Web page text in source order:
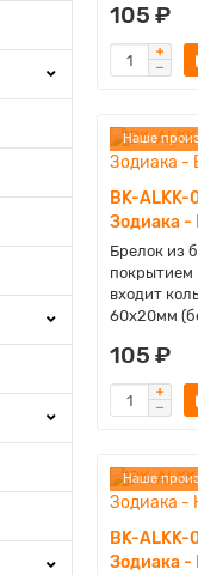
105 ₽
Наше
BK-
Зодиака -
Брелок из
покрытием
входит
60х20мм
105 ₽
Наше
BK-
Зодиака -